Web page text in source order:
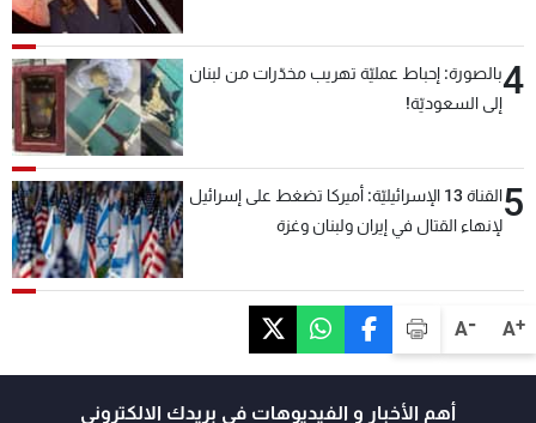
A+
A-
4بالصورة: إحباط عمليّة تهريب مخدّرات من لبنان
إلى السعوديّة!
5
القناة 13 الإسرائيليّة: أميركا تضغط على إسرائيل
لإنهاء القتال في إيران ولبنان وغزة
أهم الأخبار و الفيديوهات في بريدك الالكتروني